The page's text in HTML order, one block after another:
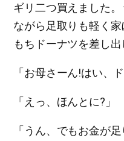
ギリ二つ買えました
ながら足取りも軽く
もちドーナツを差し出
「お母さーん!はい、
「えっ、ほんとに?」
「うん、でもお金が